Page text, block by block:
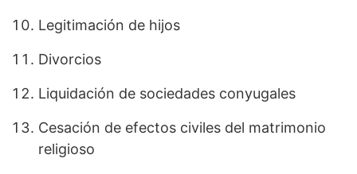
Legitimación de hijos
Divorcios
Liquidación de sociedades conyugales
Cesación de efectos civiles del matrimonio
religioso